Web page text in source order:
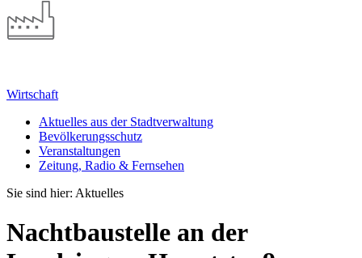
Wirtschaft
Aktuelles aus der Stadtverwaltung
Bevölkerungsschutz
Veranstaltungen
Zeitung, Radio & Fernsehen
Sie sind hier: Aktuelles
Nachtbaustelle an der